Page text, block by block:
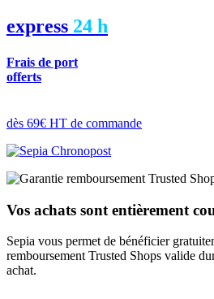
express 24 h
Frais de port
offerts
dès 69€ HT de commande
Vos achats sont entièrement
Sepia vous permet de bénéficier
remboursement Trusted Shops valide
achat.